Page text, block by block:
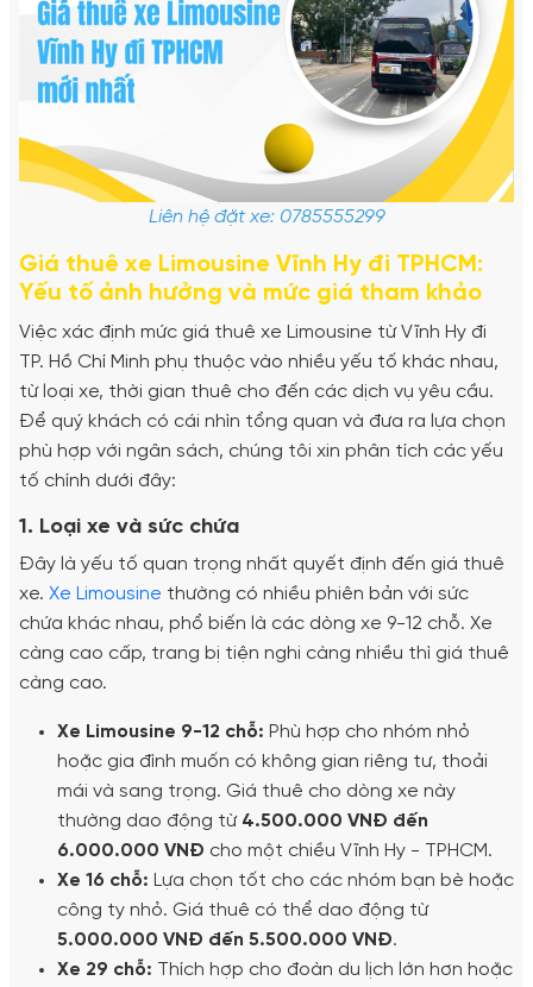
Liên hệ đặt xe: 0785555299
Giá thuê xe Limousine Vĩnh Hy đi TPHCM:
Yếu tố ảnh hưởng và mức giá tham khảo
Việc xác định mức giá thuê xe Limousine từ Vĩnh Hy đi
TP. Hồ Chí Minh phụ thuộc vào nhiều yếu tố khác nhau,
từ loại xe, thời gian thuê cho đến các dịch vụ yêu cầu.
Để quý khách có cái nhìn tổng quan và đưa ra lựa chọn
phù hợp với ngân sách, chúng tôi xin phân tích các yếu
tố chính dưới đây:
1. Loại xe và sức chứa
Đây là yếu tố quan trọng nhất quyết định đến giá thuê
xe. Xe Limousine thường có nhiều phiên bản với sức
chứa khác nhau, phổ biến là các dòng xe 9-12 chỗ. Xe
càng cao cấp, trang bị tiện nghi càng nhiều thì giá thuê
càng cao.
Xe Limousine 9-12 chỗ: Phù hợp cho nhóm nhỏ
hoặc gia đình muốn có không gian riêng tư, thoải
mái và sang trọng. Giá thuê cho dòng xe này
thường dao động từ 4.500.000 VNĐ đến
6.000.000 VNĐ cho một chiều Vĩnh Hy - TPHCM.
Xe 16 chỗ: Lựa chọn tốt cho các nhóm bạn bè hoặc
công ty nhỏ. Giá thuê có thể dao động từ
5.000.000 VNĐ đến 5.500.000 VNĐ.
Xe 29 chỗ: Thích hợp cho đoàn du lịch lớn hơn hoặc